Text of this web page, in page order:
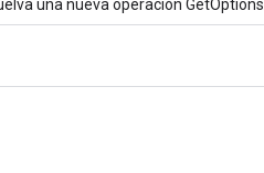
una nueva operación GetOptions.